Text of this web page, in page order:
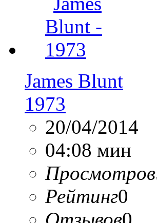
James Blunt
1973
20/04/2014
04:08 мин
Просмотров
Рейтинг0